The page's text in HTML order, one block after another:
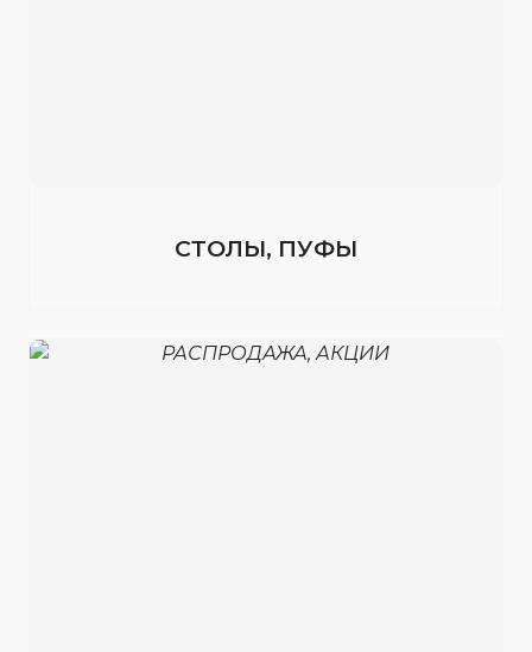
СТОЛЫ, ПУФЫ